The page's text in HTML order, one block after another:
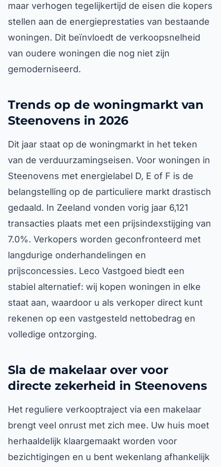
maar verhogen tegelijkertijd de eisen die kopers
stellen aan de energieprestaties van bestaande
woningen. Dit beïnvloedt de verkoopsnelheid
van oudere woningen die nog niet zijn
gemoderniseerd.
Trends op de woningmarkt van
Steenovens in 2026
Dit jaar staat op de woningmarkt in het teken
van de verduurzamingseisen. Voor woningen in
Steenovens met energielabel D, E of F is de
belangstelling op de particuliere markt drastisch
gedaald. In Zeeland vonden vorig jaar 6,121
transacties plaats met een prijsindexstijging van
7.0%. Verkopers worden geconfronteerd met
langdurige onderhandelingen en
prijsconcessies. Leco Vastgoed biedt een
stabiel alternatief: wij kopen woningen in elke
staat aan, waardoor u als verkoper direct kunt
rekenen op een vastgesteld nettobedrag en
volledige ontzorging.
Sla de makelaar over voor
directe zekerheid in Steenovens
Het reguliere verkooptraject via een makelaar
brengt veel onrust met zich mee. Uw huis moet
herhaaldelijk klaargemaakt worden voor
bezichtigingen en u bent wekenlang afhankelijk